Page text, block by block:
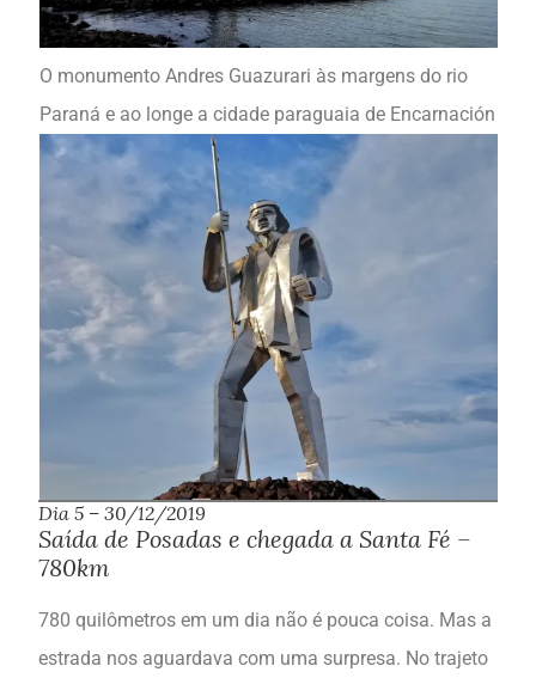
O monumento Andres Guazurari às margens do rio
Paraná e ao longe a cidade paraguaia de Encarnación
Dia 5 – 30/12/2019
Saída de Posadas e chegada a Santa Fé –
780km
780 quilômetros em um dia não é pouca coisa. Mas a
estrada nos aguardava com uma surpresa. No trajeto